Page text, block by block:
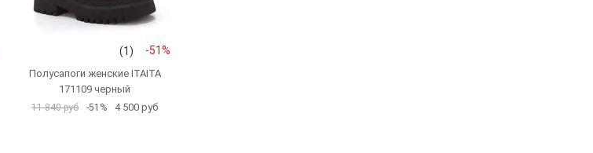
(1) -51%
Полусапоги женские ITAITA
171109 черный
11 840 руб -51% 4 500 руб